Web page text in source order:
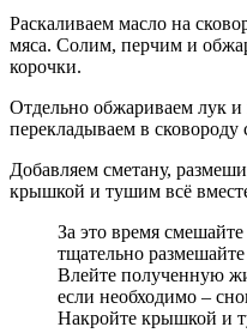
Раскаливаем масло на
мяса. Солим, перчим и
корочки.
Отдельно обжариваем лук и
перекладываем в сковороду
Добавляем сметану,
крышкой и тушим всё
За это время
тщательно
Влейте полученную
если необходимо –
Накройте крышкой и